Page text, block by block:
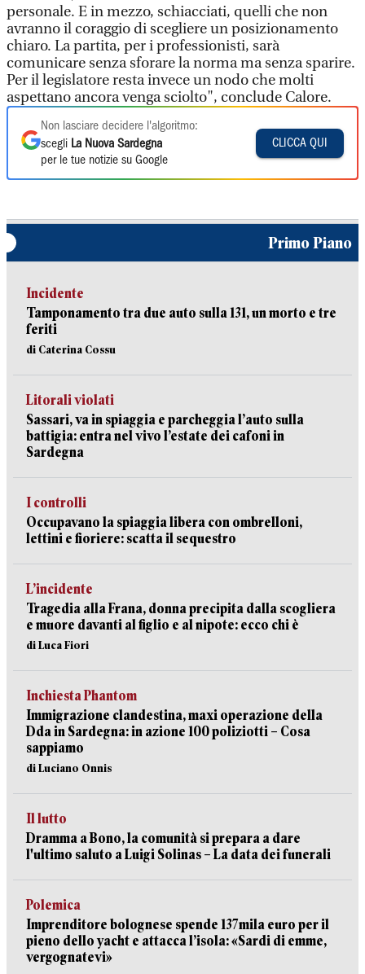
personale. E in mezzo, schiacciati, quelli che non
avranno il coraggio di scegliere un posizionamento
chiaro. La partita, per i professionisti, sarà
comunicare senza sforare la norma ma senza sparire.
Per il legislatore resta invece un nodo che molti
aspettano ancora venga sciolto", conclude Calore.
Non lasciare decidere l'algoritmo:
scegli La Nuova Sardegna
per le tue notizie su Google
CLICCA QUI
Primo Piano
Incidente
Tamponamento tra due auto sulla 131, un morto e tre
feriti
di Caterina Cossu
Litorali violati
Sassari, va in spiaggia e parcheggia l’auto sulla
battigia: entra nel vivo l’estate dei cafoni in
Sardegna
I controlli
Occupavano la spiaggia libera con ombrelloni,
lettini e fioriere: scatta il sequestro
L’incidente
Tragedia alla Frana, donna precipita dalla scogliera
e muore davanti al figlio e al nipote: ecco chi è
di Luca Fiori
Inchiesta Phantom
Immigrazione clandestina, maxi operazione della
Dda in Sardegna: in azione 100 poliziotti – Cosa
sappiamo
di Luciano Onnis
Il lutto
Dramma a Bono, la comunità si prepara a dare
l'ultimo saluto a Luigi Solinas – La data dei funerali
Polemica
Imprenditore bolognese spende 137mila euro per il
pieno dello yacht e attacca l’isola: «Sardi di emme,
vergognatevi»